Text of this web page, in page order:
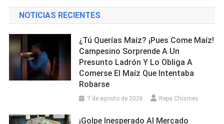
NOTICIAS RECIENTES
¿Tú Querías Maíz? ¡Pues Come Maíz!
Campesino Sorprende A Un
Presunto Ladrón Y Lo Obliga A
Comerse El Maíz Que Intentaba
Robarse
7 de agosto de 2026 Repa Chismes
¡Golpe Inesperado Al Mercado